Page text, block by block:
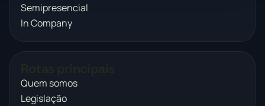
Semipresencial
In Company
Quem somos
Legislação